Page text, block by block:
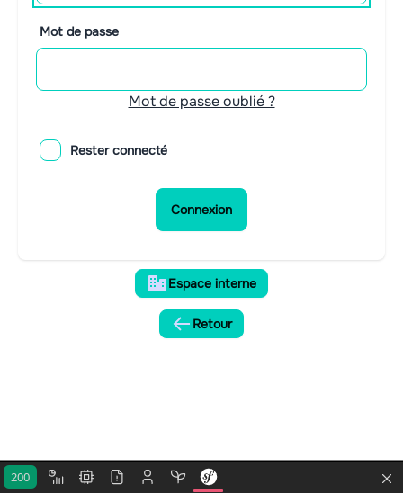
Mot de passe
Mot de passe oublié ?
Rester connecté
Connexion
Espace interne
Retour
200